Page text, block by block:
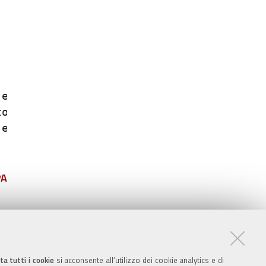
tutti i cookiesi acconsente all’utilizzo dei cookie analytics e di
effettuate dai;
e tempo ;
dai dipendenti;